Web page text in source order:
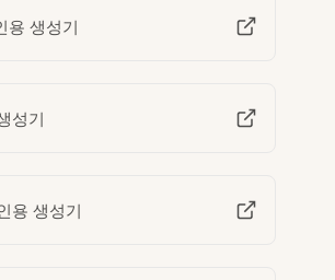
용 생성기
성기
용 생성기